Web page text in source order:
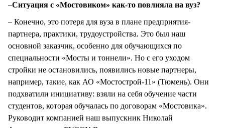
–Ситуация с «Мостовиком» как-то повлияла на вуз?
– Конечно, это потеря для вуза в плане предприятия-
партнера, практики, трудоустройства. Это был наш
основной заказчик, особенно для обучающихся по
специальности «Мосты и тоннели». Но с его уходом
стройки не остановились, появились новые партнеры,
например, такие, как АО «Мостострой-11» (Тюмень). Они
подхватили инициативу: взяли на себя обучение части
студентов, которая обучалась по договорам «Мостовика».
Руководит компанией наш выпускник Николай